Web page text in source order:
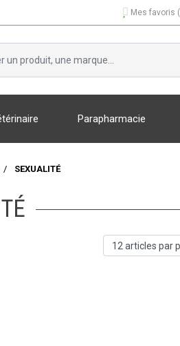
Mes favoris (
Parapharmacie
SEXUALITÉ